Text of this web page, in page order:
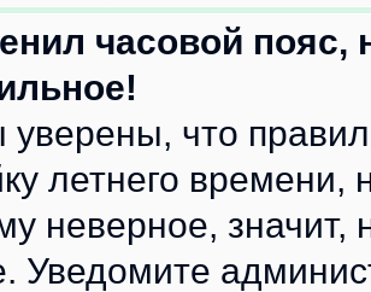
часовой пояс,
что
летнего
неверное, значит,
Уведомите